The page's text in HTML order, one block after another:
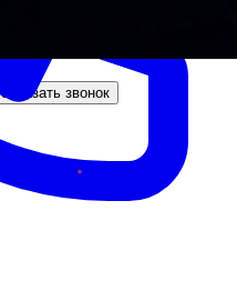
Заказать звонок